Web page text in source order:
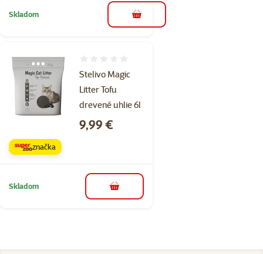
Skladom do košíka
Stelivo Magic
Litter Tofu
drevené uhlie 6l
Cena
9,99 €
značka
Skladom do košíka